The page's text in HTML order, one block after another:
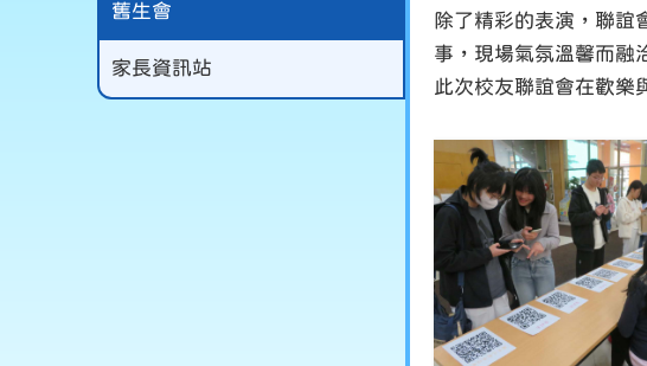
除了精彩的表演，聯誼
事，現場氣氛溫馨而融
此次校友聯誼會在歡樂
舊生會
家長資訊站